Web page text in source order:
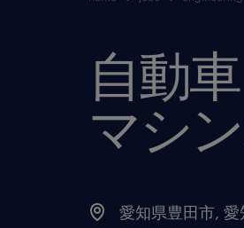
自動
マシ
愛知県豊田市, 愛